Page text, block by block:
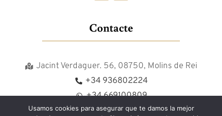
Contacte
Jacint Verdaguer. 56, 08750, Molins de Rei
+34 936802224
+34 669100809
Usamos cookies para asegurar que te damos la mejor